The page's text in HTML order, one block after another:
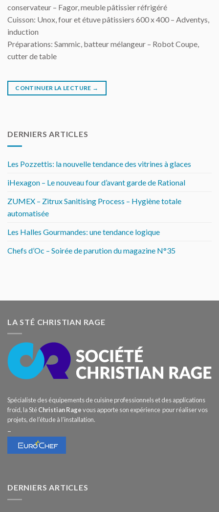
conservateur – Fagor, meuble pâtissier réfrigéré
Cuisson: Unox, four et étuve pâtissiers 600 x 400 – Adventys,
induction
Préparations: Sammic, batteur mélangeur – Robot Coupe,
cutter de table
CONTINUER LA LECTURE →
DERNIERS ARTICLES
Les Pozzettis: la nouvelle tendance des vitrines à glaces
iHexagon – Le nouveau four d’avant garde de Rational
ZUMEX – Zitrux Sanitising Process – Hygiène totale
automatisée
Les Halles Gourmandes: une tendance logique
Chefs d’Oc – Soirée de parution du magazine N°35
LA STÉ CHRISTIAN RAGE
Spécialiste des équipements de cuisine professionnels et des applications
froid, la StéChristian Ragevous apporte son expérience pour réaliser vos
projets, de l’étude à l’installation.
–
DERNIERS ARTICLES